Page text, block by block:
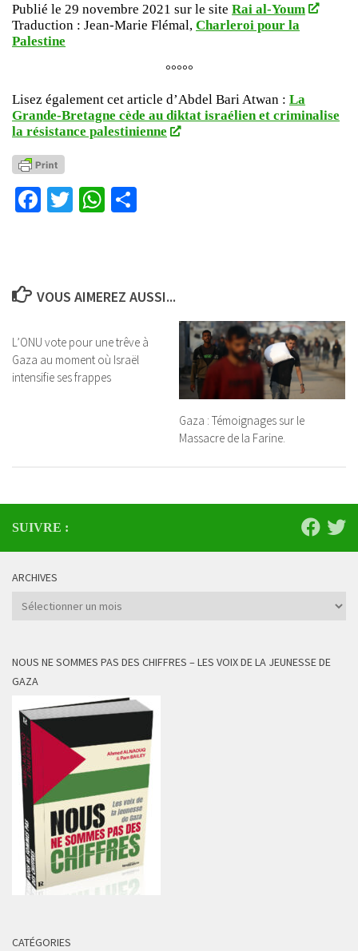
Publié le 29 novembre 2021 sur le site Rai al-Youm
Traduction : Jean-Marie Flémal, Charleroi pour la
Palestine
°°°°°
Lisez également cet article d’Abdel Bari Atwan : La
Grande-Bretagne cède au diktat israélien et criminalise
la résistance palestinienne
Facebook
TwitterWhatsApp
VOUS AIMEREZ AUSSI...
L’ONU vote pour une trêve à
Gaza au moment où Israël
intensifie ses frappes
Gaza : Témoignages sur le
Massacre de la Farine.
SUIVRE :
ARCHIVES
Archives
NOUS NE SOMMES PAS DES CHIFFRES – LES VOIX DE LA JEUNESSE DE
GAZA
CATÉGORIES